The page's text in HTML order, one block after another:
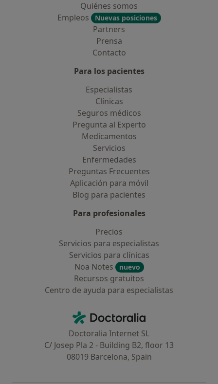
Quiénes somos
Empleos
Nuevas posiciones
Partners
Prensa
Contacto
Para los pacientes
Especialistas
Clínicas
Seguros médicos
Pregunta al Experto
Medicamentos
Servicios
Enfermedades
Preguntas Frecuentes
Aplicación para móvil
Blog para pacientes
Para profesionales
Precios
Servicios para especialistas
Servicios para clínicas
Noa Notes
nuevo
Recursos gratuitos
Centro de ayuda para especialistas
Doctoralia - Página de inicio
Doctoralia Internet SL
C/ Josep Pla 2 - Building B2, floor 13
08019 Barcelona, Spain